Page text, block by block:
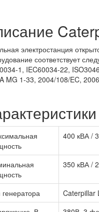
электростанция
соответствует
1, IEC60034-22,
MG 1-33, 2004/108/EC,
400 кВА /
350 кВА /
Caterpillar